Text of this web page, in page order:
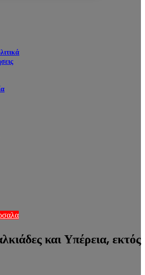
και Υπέρεια, εκτός